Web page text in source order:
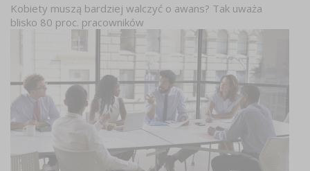
Kobiety muszą bardziej walczyć o awans? Tak uważa
blisko 80 proc. pracowników